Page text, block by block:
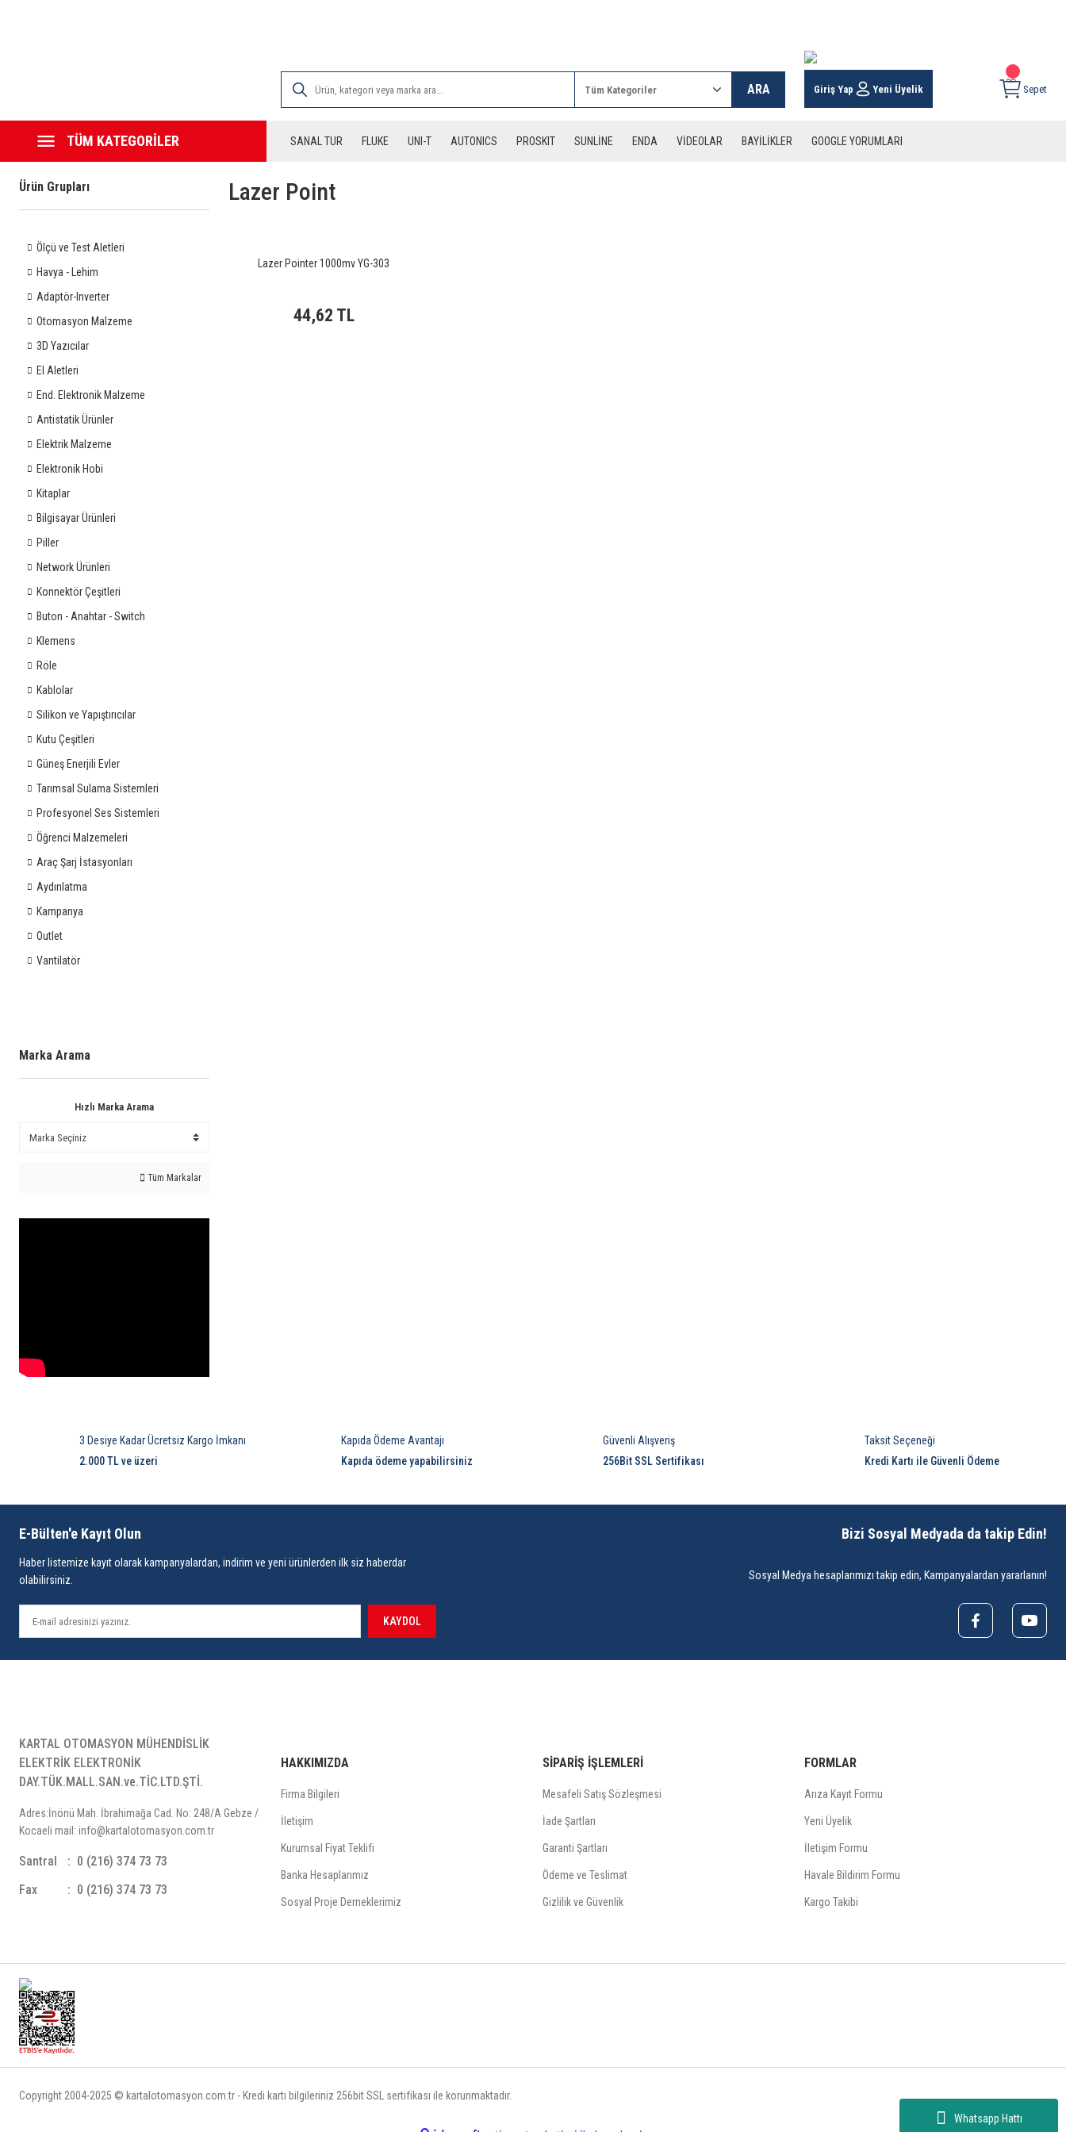
Whatsapp Hattı
ARA Giriş Yap Yeni Üyelik Sepet
TÜM KATEGORİLER SANAL TUR FLUKE UNI-T AUTONICS PROSKIT SUNLİNE ENDA VİDEOLAR BAYİLİKLER GOOGLE YORUMLARI
Ürün Grupları
Ölçü ve Test Aletleri
Havya - Lehim
Adaptör-Inverter
Otomasyon Malzeme
3D Yazıcılar
El Aletleri
End. Elektronik Malzeme
Antistatik Ürünler
Elektrik Malzeme
Elektronik Hobi
Kitaplar
Bilgisayar Ürünleri
Piller
Network Ürünleri
Konnektör Çeşitleri
Buton - Anahtar - Switch
Klemens
Röle
Kablolar
Silikon ve Yapıştırıcılar
Kutu Çeşitleri
Güneş Enerjili Evler
Tarımsal Sulama Sistemleri
Profesyonel Ses Sistemleri
Öğrenci Malzemeleri
Araç Şarj İstasyonları
Aydınlatma
Kampanya
Outlet
Vantilatör
Marka Arama
Hızlı Marka Arama
Tüm Markalar
Lazer Point
Lazer Pointer 1000mv YG-303
44,62 TL
3 Desiye Kadar Ücretsiz Kargo İmkanı
2.000 TL ve üzeri
Kapıda Ödeme Avantajı
Kapıda ödeme yapabilirsiniz
Güvenli Alışveriş
256Bit SSL Sertifikası
Taksit Seçeneği
Kredi Kartı ile Güvenli Ödeme
E-Bülten'e Kayıt Olun
Haber listemize kayıt olarak kampanyalardan, indirim ve yeni ürünlerden ilk siz haberdar
olabilirsiniz.
KAYDOL
Bizi Sosyal Medyada da takip Edin!
Sosyal Medya hesaplarımızı takip edin, Kampanyalardan yararlanın!
KARTAL OTOMASYON MÜHENDİSLİK
ELEKTRİK ELEKTRONİK
DAY.TÜK.MALL.SAN.ve.TİC.LTD.ŞTİ.
Adres:İnönü Mah. İbrahimağa Cad. No: 248/A Gebze /
Kocaeli mail: info@kartalotomasyon.com.tr
Santral
0 (216) 374 73 73
Fax
0 (216) 374 73 73
HAKKIMIZDA
Firma Bilgileri
İletişim
Kurumsal Fiyat Teklifi
Banka Hesaplarımız
Sosyal Proje Derneklerimiz
SİPARİŞ İŞLEMLERİ
Mesafeli Satış Sözleşmesi
İade Şartları
Garanti Şartları
Ödeme ve Teslimat
Gizlilik ve Güvenlik
FORMLAR
Arıza Kayıt Formu
Yeni Üyelik
İletişim Formu
Havale Bildirim Formu
Kargo Takibi
Copyright 2004-2025 © kartalotomasyon.com.tr - Kredi kartı bilgileriniz 256bit SSL sertifikası ile korunmaktadır.